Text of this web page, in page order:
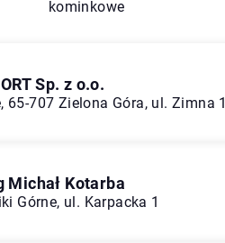
kominkowe
Sp. z o.o.
65-707 Zielona Góra, ul. Zimna 1
Michał Kotarba
Górne, ul. Karpacka 1